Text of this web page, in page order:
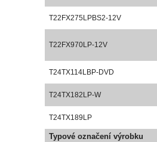
T22FX275LPBS2-12V
T22FX970LP-12V
T24TX114LBP-DVD
T24TX182LP-W
T24TX189LP
Typové označení výrobku